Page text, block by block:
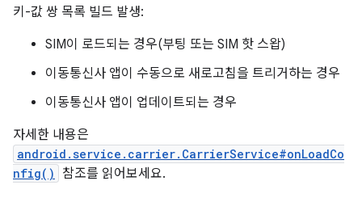
키-값 쌍 목록 빌드 발생:
SIM이 로드되는 경우(부팅 또는 SIM 핫 스왑)
이동통신사 앱이 수동으로 새로고침을 트리거하는 경우
이동통신사 앱이 업데이트되는 경우
자세한 내용은
android.service.carrier.CarrierService#onLoadCo
nfig()
참조를 읽어보세요.